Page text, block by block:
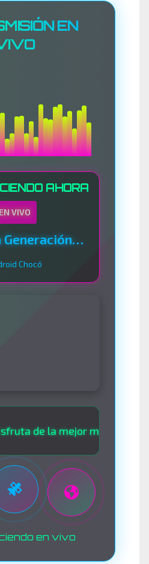
EN
AHORA
EN VIVO
La Nueva Generación Del Sistema
Chocó
la mejor música las 24
en vivo